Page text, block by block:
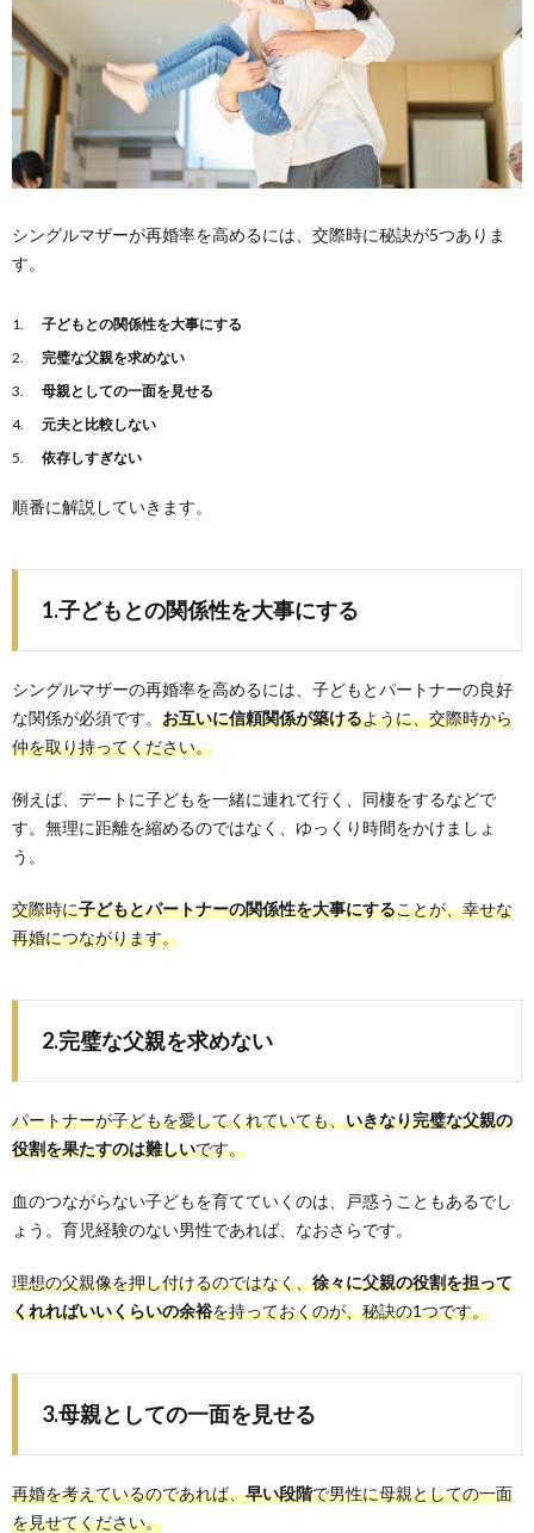
シングルマザーが再婚率を高めるには、交際時に秘訣が5つありま
す。
子どもとの関係性を大事にする
完璧な父親を求めない
母親としての一面を見せる
元夫と比較しない
依存しすぎない
順番に解説していきます。
1.子どもとの関係性を大事にする
シングルマザーの再婚率を高めるには、子どもとパートナーの良好
な関係が必須です。 お互いに信頼関係が築けるように、交際時から
仲を取り持ってください。
例えば、デートに子どもを一緒に連れて行く、同棲をするなどで
す。無理に距離を縮めるのではなく、ゆっくり時間をかけましょ
う。
交際時に子どもとパートナーの関係性を大事にすることが、幸せな
再婚につながります。
2.完璧な父親を求めない
パートナーが子どもを愛してくれていても、いきなり完璧な父親の
役割を果たすのは難しいです。
血のつながらない子どもを育てていくのは、戸惑うこともあるでし
ょう。育児経験のない男性であれば、なおさらです。
理想の父親像を押し付けるのではなく、徐々に父親の役割を担って
くれればいいくらいの余裕を持っておくのが、秘訣の1つです。
3.母親としての一面を見せる
再婚を考えているのであれば、早い段階で男性に母親としての一面
を見せてください。